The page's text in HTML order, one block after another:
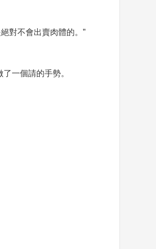
對不會出賣肉體的。”
一個請的手勢。